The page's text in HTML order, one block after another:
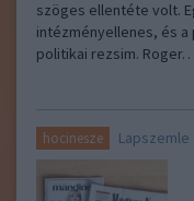
szöges ellentéte volt.
intézményellenes, és
politikai rezsim.
hocinesze Lapszemle